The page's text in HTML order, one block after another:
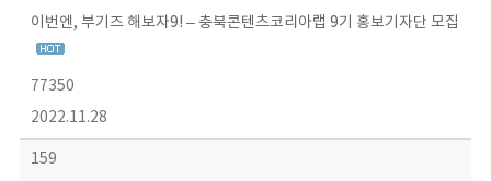
이번엔, 부기즈 해보자9! – 충북콘텐츠코리아랩 9기 홍보기자단 모집
77350
2022.11.28
159